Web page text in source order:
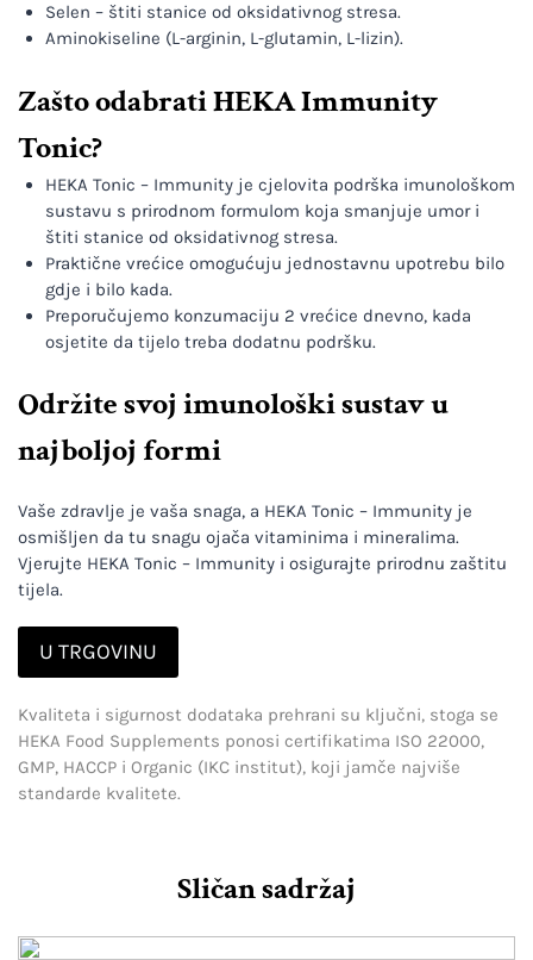
Selen – štiti stanice od oksidativnog stresa.
Aminokiseline (L-arginin, L-glutamin, L-lizin).
Zašto odabrati HEKA Immunity
Tonic?
HEKA Tonic – Immunity je cjelovita podrška imunološkom
sustavu s prirodnom formulom koja smanjuje umor i
štiti stanice od oksidativnog stresa.
Praktične vrećice omogućuju jednostavnu upotrebu bilo
gdje i bilo kada.
Preporučujemo konzumaciju 2 vrećice dnevno, kada
osjetite da tijelo treba dodatnu podršku.
Održite svoj imunološki sustav u
najboljoj formi
Vaše zdravlje je vaša snaga, a HEKA Tonic – Immunity je
osmišljen da tu snagu ojača vitaminima i mineralima.
Vjerujte HEKA Tonic – Immunity i osigurajte prirodnu zaštitu
tijela.
U TRGOVINU
Kvaliteta i sigurnost dodataka prehrani su ključni, stoga se
HEKA Food Supplements ponosi certifikatima ISO 22000,
GMP, HACCP i Organic (IKC institut), koji jamče najviše
standarde kvalitete.
Sličan sadržaj